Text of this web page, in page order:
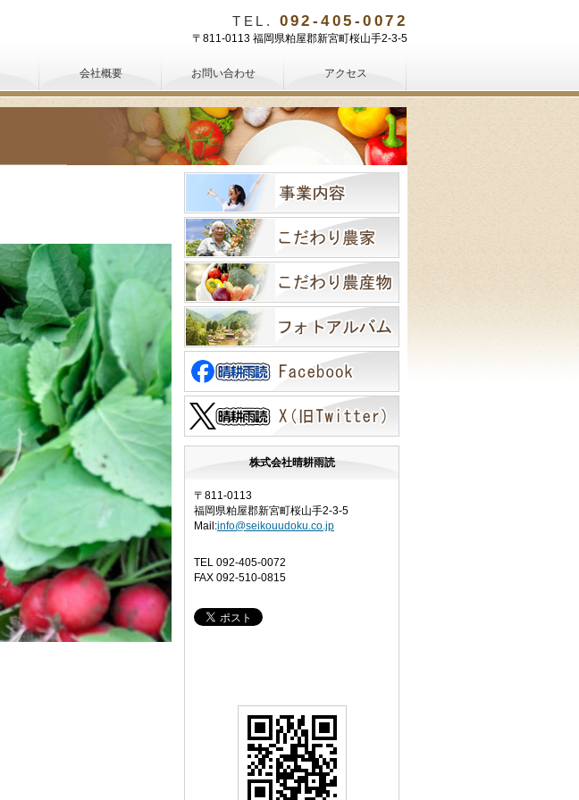
TEL. 092-405-0072
〒811-0113 福岡県粕屋郡新宮町桜山手2-3-5
会社概要 お問い合わせ アクセス
株式会社晴耕雨読
〒811-0113
福岡県粕屋郡新宮町桜山手2-3-5
Mail:info@seikouudoku.co.jp
TEL 092-405-0072
FAX 092-510-0815